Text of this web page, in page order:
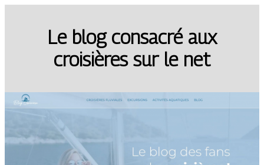
Le blog consacré aux
croisières sur le net